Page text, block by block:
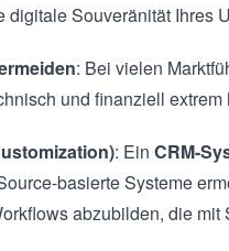
digitale Souveränität Ihres
: Bei vielen
und finanziell extrem
: Ein CRM-
basierte Systeme
abzubilden, die